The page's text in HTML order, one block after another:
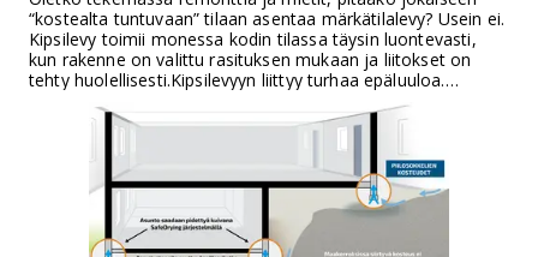
“kostealta tuntuvaan” tilaan asentaa märkätilalevy? Usein ei.
Kipsilevy toimii monessa kodin tilassa täysin luontevasti,
kun rakenne on valittu rasituksen mukaan ja liitokset on
tehty huolellisesti.Kipsilevyyn liittyy turhaa epäluuloa.
Ongelmat alkavat yleensä siitä, että vettä pääsee
rakenteeseen saumoista, nurkista ja läpivienneistä. Sama
jäävät tekemättä.Kun erotat arjen ilmankosteuden,
roiskeveden ja suoran vesirasituksen, levyn valinta
helpottuu. Samalla tiedät, mitä tehdä, jos levy pääsee
kastumaan ja milloin korjaus onnistuu, joskus yllättävän
pienellä paikalla.